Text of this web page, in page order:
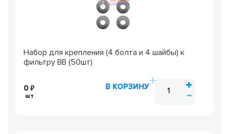
Набор для крепления (4 болта и 4 шайбы) к
фильтру BB (50шт)
0
шт
В КОРЗИНУ